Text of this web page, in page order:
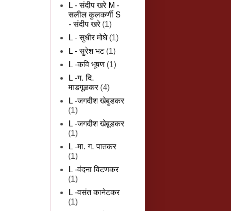
L - संदीप खरे M -
सलील कुलकर्णी S
- संदीप खरे (1)
L - सुधीर मोघे (1)
L - सुरेश भट (1)
L -कवि भूषण (1)
L -ग. दि.
माडगूळकर (4)
L -जगदीश खेबुडकर
(1)
L -जगदीश खेबूडकर
(1)
L -मा. ग. पातकर
(1)
L -वंदना विटणकर
(1)
L -वसंत कानेटकर
(1)